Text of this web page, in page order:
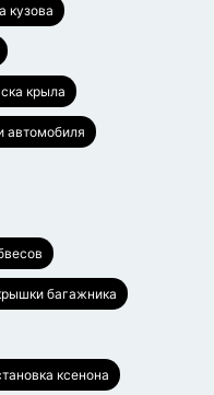
кузова
крыла
автомобиля
багажника
ксенона